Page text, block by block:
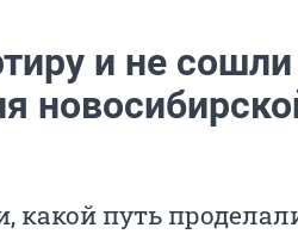
и не сошли
какой путь